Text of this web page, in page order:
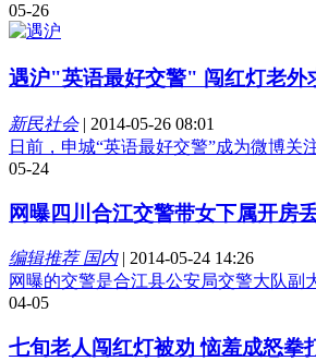
05-26
遇沪"英语最好交警" 闯红灯老外
新民社会| 2014-05-26 08:01
日前，申城“英语最好交警”成为微博关
05-24
网曝四川合江交警带女下属开房
编辑推荐 国内| 2014-05-24 14:26
网曝的交警是合江县公安局交警大队副
04-05
七旬老人闯红灯被劝 恼羞成怒拳